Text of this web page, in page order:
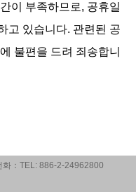
이 부족하므로, 공휴일
고 있습니다. 관련된 공
불편을 드려 죄송합니
화：TEL: 886-2-24962800